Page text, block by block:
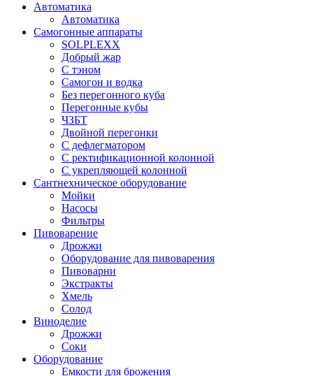
Автоматика
Автоматика
Самогонные аппараты
SOLPLEXX
Добрый жар
С тэном
Самогон и водка
Без перегонного куба
Перегонные кубы
ЧЗБТ
Двойной перегонки
С дефлегматором
С ректификационной колонной
С укрепляющей колонной
Сантнехническое оборудование
Мойки
Насосы
Фильтры
Пивоварение
Дрожжи
Оборудование для пивоварения
Пивоварни
Экстракты
Хмель
Солод
Виноделие
Дрожжи
Соки
Оборудование
Емкости для брожения